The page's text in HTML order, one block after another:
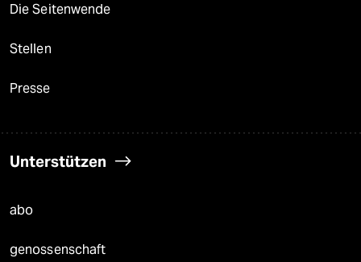
Die Seitenwende
Stellen
Presse
Unterstützen
abo
genossenschaft